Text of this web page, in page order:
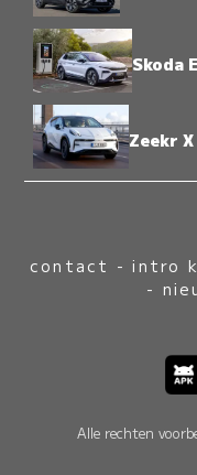
Skoda
Zeekr X
contact -intro
-
Alle rechten